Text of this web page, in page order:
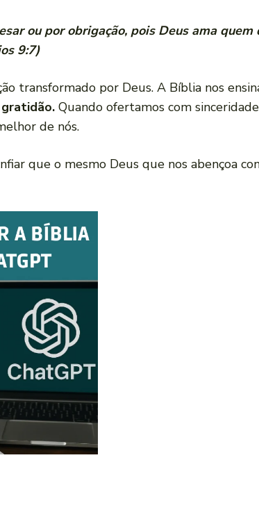
ou por obrigação, pois Deus ama quem
9:7)
transformado por Deus. A Bíblia nos
Quando ofertamos com
de nós.
que o mesmo Deus que nos abençoa